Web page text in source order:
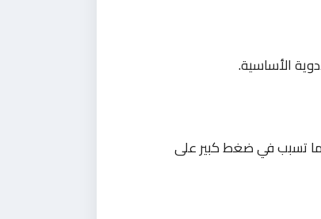
الأساسية.
ما تسبب في ضغط كبير على